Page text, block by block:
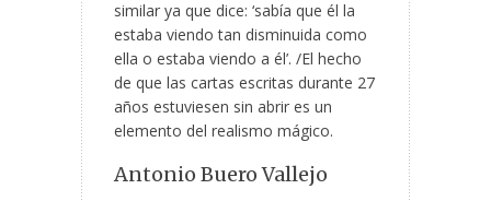
similar ya que dice: ‘sabía que él la
estaba viendo tan disminuida como
ella o estaba viendo a él’. /El hecho
de que las cartas escritas durante 27
años estuviesen sin abrir es un
elemento del realismo mágico.
Antonio Buero Vallejo